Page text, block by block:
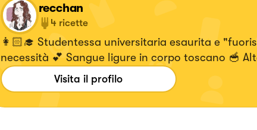
recchan
4 ricette
👩🏻‍🎓 Studentessa universitaria esaurita e
necessità 💕 Sangue ligure in corpo toscano 🥣
culinari a capolavori della cucina fusion
Visita il profilo